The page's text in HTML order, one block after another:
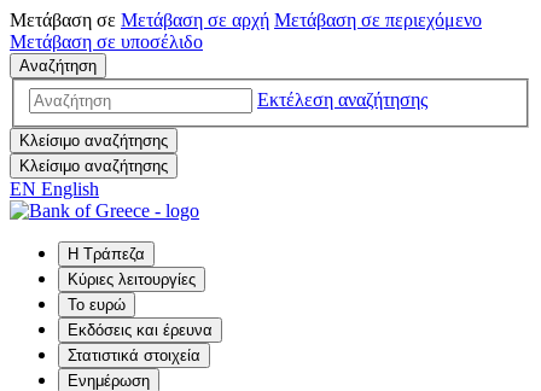
Μετάβαση σε Μετάβαση σε αρχή Μετάβαση σε περιεχόμενο
Μετάβαση σε υποσέλιδο
Αναζήτηση
Εκτέλεση αναζήτησης
Κλείσιμο αναζήτησης
Κλείσιμο αναζήτησης
EN English
Η Τράπεζα
Κύριες λειτουργίες
Το ευρώ
Εκδόσεις και έρευνα
Στατιστικά στοιχεία
Ενημέρωση